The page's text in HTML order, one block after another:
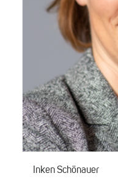
Inken Schönauer